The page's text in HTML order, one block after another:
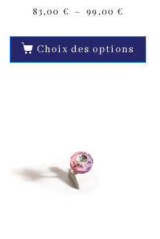
83,00 € – 99,00 €
Choix des options